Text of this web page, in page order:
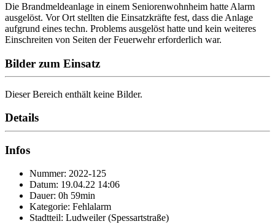
Die Brandmeldeanlage in einem Seniorenwohnheim hatte Alarm
ausgelöst. Vor Ort stellten die Einsatzkräfte fest, dass die Anlage
aufgrund eines techn. Problems ausgelöst hatte und kein weiteres
Einschreiten von Seiten der Feuerwehr erforderlich war.
Bilder zum Einsatz
Dieser Bereich enthält keine Bilder.
Details
Infos
Nummer: 2022-125
Datum: 19.04.22 14:06
Dauer: 0h 59min
Kategorie: Fehlalarm
Stadtteil: Ludweiler (Spessartstraße)